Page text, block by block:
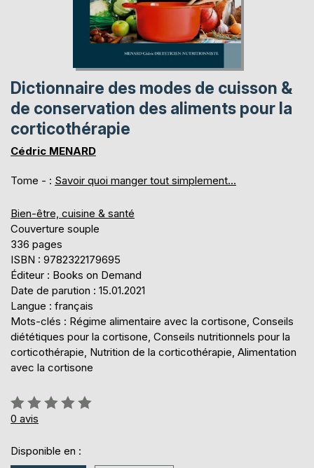
Dictionnaire des modes de cuisson &
de conservation des aliments pour la
corticothérapie
Cédric MENARD
Tome - : Savoir quoi manger tout simplement...
Bien-être, cuisine & santé
Couverture souple
336 pages
ISBN : 9782322179695
Éditeur : Books on Demand
Date de parution : 15.01.2021
Langue : français
Mots-clés : Régime alimentaire avec la cortisone, Conseils
diététiques pour la cortisone, Conseils nutritionnels pour la
corticothérapie, Nutrition de la corticothérapie, Alimentation
avec la cortisone
Évaluation:
0%
0 avis
Disponible en :